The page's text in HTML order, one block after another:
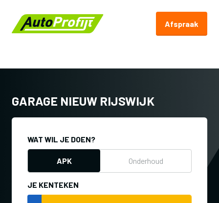
Afspraak
GARAGE NIEUW RIJSWIJK
WAT WIL JE DOEN?
APK Onderhoud
JE KENTEKEN